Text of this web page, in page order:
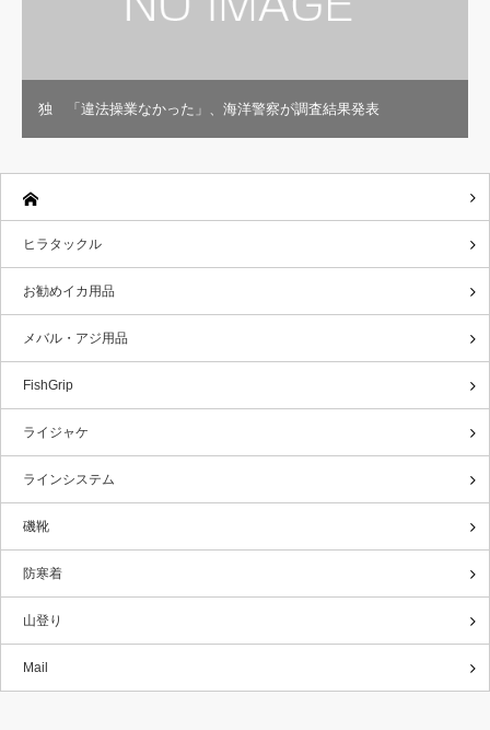
独 「違法操業なかった」、海洋警察が調査結果発表
ヒラタックル
お勧めイカ用品
メバル・アジ用品
FishGrip
ライジャケ
ラインシステム
磯靴
防寒着
山登り
Mail